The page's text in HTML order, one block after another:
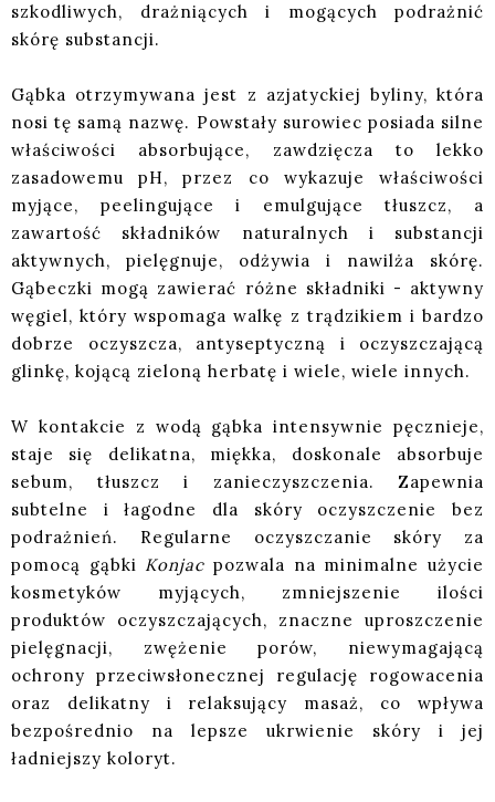
szkodliwych, drażniących i mogących podrażnić
skórę substancji.
Gąbka otrzymywana jest z azjatyckiej byliny, która
nosi tę samą nazwę. Powstały surowiec posiada silne
właściwości absorbujące, zawdzięcza to lekko
zasadowemu pH, przez co wykazuje właściwości
myjące, peelingujące i emulgujące tłuszcz, a
zawartość składników naturalnych i substancji
aktywnych, pielęgnuje, odżywia i nawilża skórę.
Gąbeczki mogą zawierać różne składniki - aktywny
węgiel, który wspomaga walkę z trądzikiem i bardzo
dobrze oczyszcza, antyseptyczną i oczyszczającą
glinkę, kojącą zieloną herbatę i wiele, wiele innych.
W kontakcie z wodą gąbka intensywnie pęcznieje,
staje się delikatna, miękka, doskonale absorbuje
sebum, tłuszcz i zanieczyszczenia. Zapewnia
subtelne i łagodne dla skóry oczyszczenie bez
podrażnień. Regularne oczyszczanie skóry za
pomocą gąbki Konjac pozwala na minimalne użycie
kosmetyków myjących, zmniejszenie ilości
produktów oczyszczających, znaczne uproszczenie
pielęgnacji, zwężenie porów, niewymagającą
ochrony przeciwsłonecznej regulację rogowacenia
oraz delikatny i relaksujący masaż, co wpływa
bezpośrednio na lepsze ukrwienie skóry i jej
ładniejszy koloryt.